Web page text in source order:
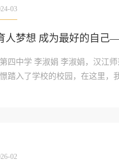
03
人梦想 成为最好的自
四中学 李淑娟‍ 李淑娟，汉江
踏入了学校的校园，在这里，
02